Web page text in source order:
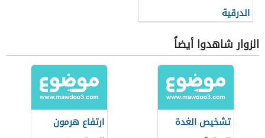
الدرقية
الزوار شاهدوا أيضاً
تشخيص الغدة
ارتفاع هرمون